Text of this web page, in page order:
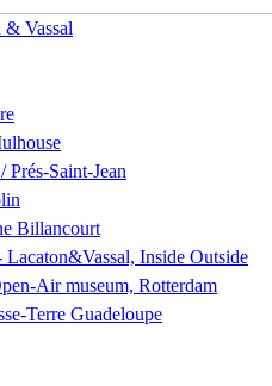
& Vassal
Prés-Saint-Jean
Billancourt
Inside Outside
Air museum, Rotterdam
Terre Guadeloupe